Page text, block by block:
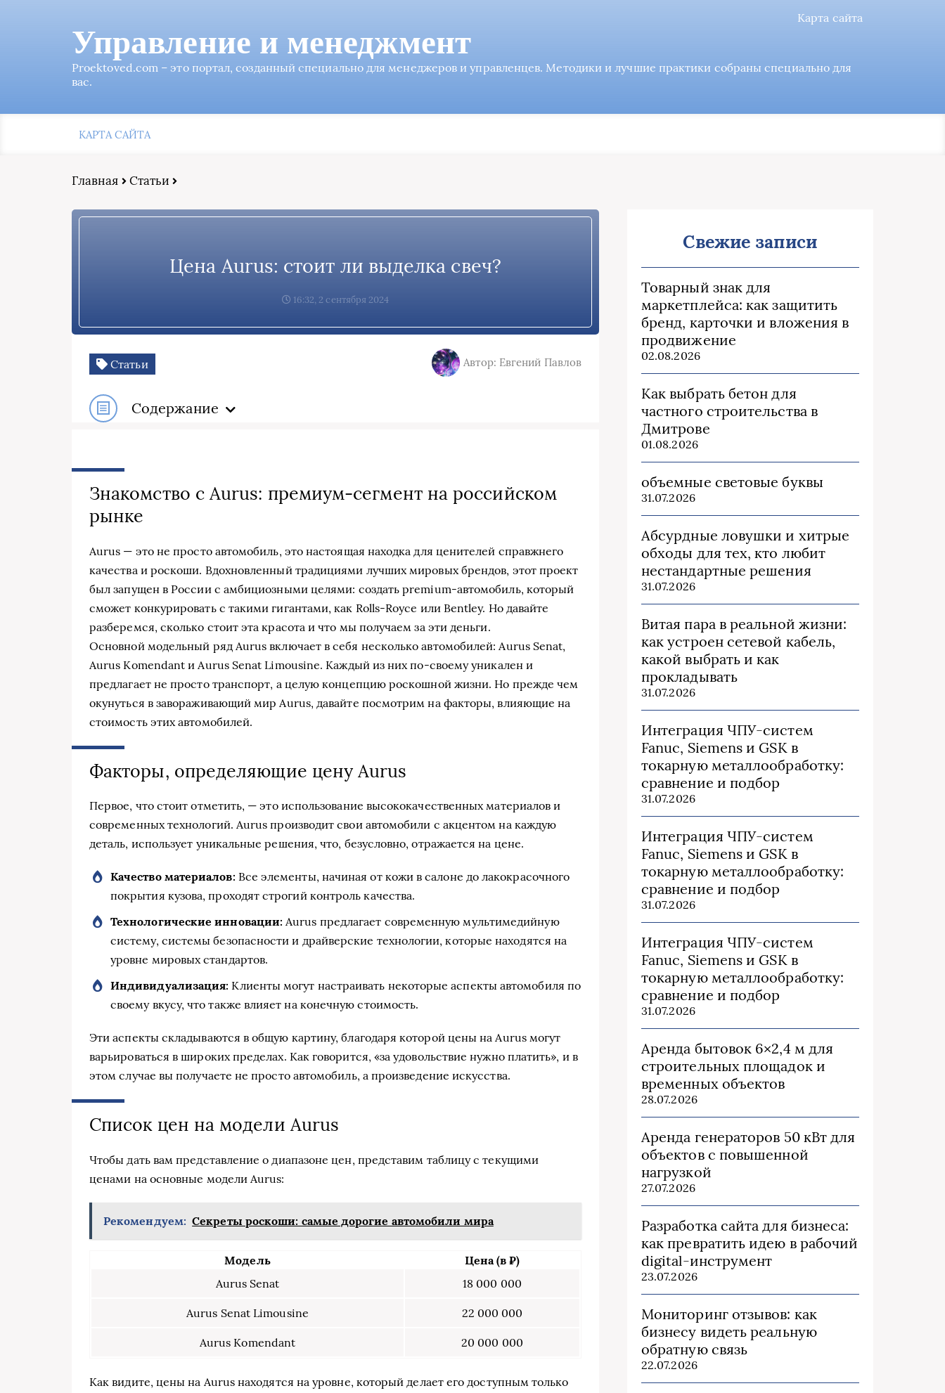
Карта сайта
Управление и менеджмент
Proektoved.com – это портал, созданный специально для менеджеров и управленцев. Методики и лучшие практики собраны специально для
вас.
КАРТА САЙТА
Главная Статьи
Цена Aurus: стоит ли выделка свеч?
16:32, 2 сентября 2024
Статьи Автор: Евгений Павлов
Содержание
Знакомство с Aurus: премиум-сегмент на российском
рынке
Aurus — это не просто автомобиль, это настоящая находка для ценителей справжнего
качества и роскоши. Вдохновленный традициями лучших мировых брендов, этот проект
был запущен в России с амбициозными целями: создать premium-автомобиль, который
сможет конкурировать с такими гигантами, как Rolls-Royce или Bentley. Но давайте
разберемся, сколько стоит эта красота и что мы получаем за эти деньги.
Основной модельный ряд Aurus включает в себя несколько автомобилей: Aurus Senat,
Aurus Komendant и Aurus Senat Limousine. Каждый из них по-своему уникален и
предлагает не просто транспорт, а целую концепцию роскошной жизни. Но прежде чем
окунуться в завораживающий мир Aurus, давайте посмотрим на факторы, влияющие на
стоимость этих автомобилей.
Факторы, определяющие цену Aurus
Первое, что стоит отметить, — это использование высококачественных материалов и
современных технологий. Aurus производит свои автомобили с акцентом на каждую
деталь, использует уникальные решения, что, безусловно, отражается на цене.
Качество материалов: Все элементы, начиная от кожи в салоне до лакокрасочного
покрытия кузова, проходят строгий контроль качества.
Технологические инновации: Aurus предлагает современную мультимедийную
систему, системы безопасности и драйверские технологии, которые находятся на
уровне мировых стандартов.
Индивидуализация: Клиенты могут настраивать некоторые аспекты автомобиля по
своему вкусу, что также влияет на конечную стоимость.
Эти аспекты складываются в общую картину, благодаря которой цены на Aurus могут
варьироваться в широких пределах. Как говорится, «за удовольствие нужно платить», и в
этом случае вы получаете не просто автомобиль, а произведение искусства.
Список цен на модели Aurus
Чтобы дать вам представление о диапазоне цен, представим таблицу с текущими
ценами на основные модели Aurus:
Рекомендуем: Секреты роскоши: самые дорогие автомобили мира
Модель
Цена (в ₽)
Aurus Senat
18 000 000
Aurus Senat Limousine 22 000 000
Aurus Komendant 20 000 000
Как видите, цены на Aurus находятся на уровне, который делает его доступным только
Свежие записи
Товарный знак для
маркетплейса: как защитить
бренд, карточки и вложения в
продвижение
02.08.2026
Как выбрать бетон для
частного строительства в
Дмитрове
01.08.2026
объемные световые буквы
31.07.2026
Абсурдные ловушки и хитрые
обходы для тех, кто любит
нестандартные решения
31.07.2026
Витая пара в реальной жизни:
как устроен сетевой кабель,
какой выбрать и как
прокладывать
31.07.2026
Интеграция ЧПУ-систем
Fanuc, Siemens и GSK в
токарную металлообработку:
сравнение и подбор
31.07.2026
Интеграция ЧПУ-систем
Fanuc, Siemens и GSK в
токарную металлообработку:
сравнение и подбор
31.07.2026
Интеграция ЧПУ-систем
Fanuc, Siemens и GSK в
токарную металлообработку:
сравнение и подбор
31.07.2026
Аренда бытовок 6×2,4 м для
строительных площадок и
временных объектов
28.07.2026
Аренда генераторов 50 кВт для
объектов с повышенной
нагрузкой
27.07.2026
Разработка сайта для бизнеса:
как превратить идею в рабочий
digital-инструмент
23.07.2026
Мониторинг отзывов: как
бизнесу видеть реальную
обратную связь
22.07.2026